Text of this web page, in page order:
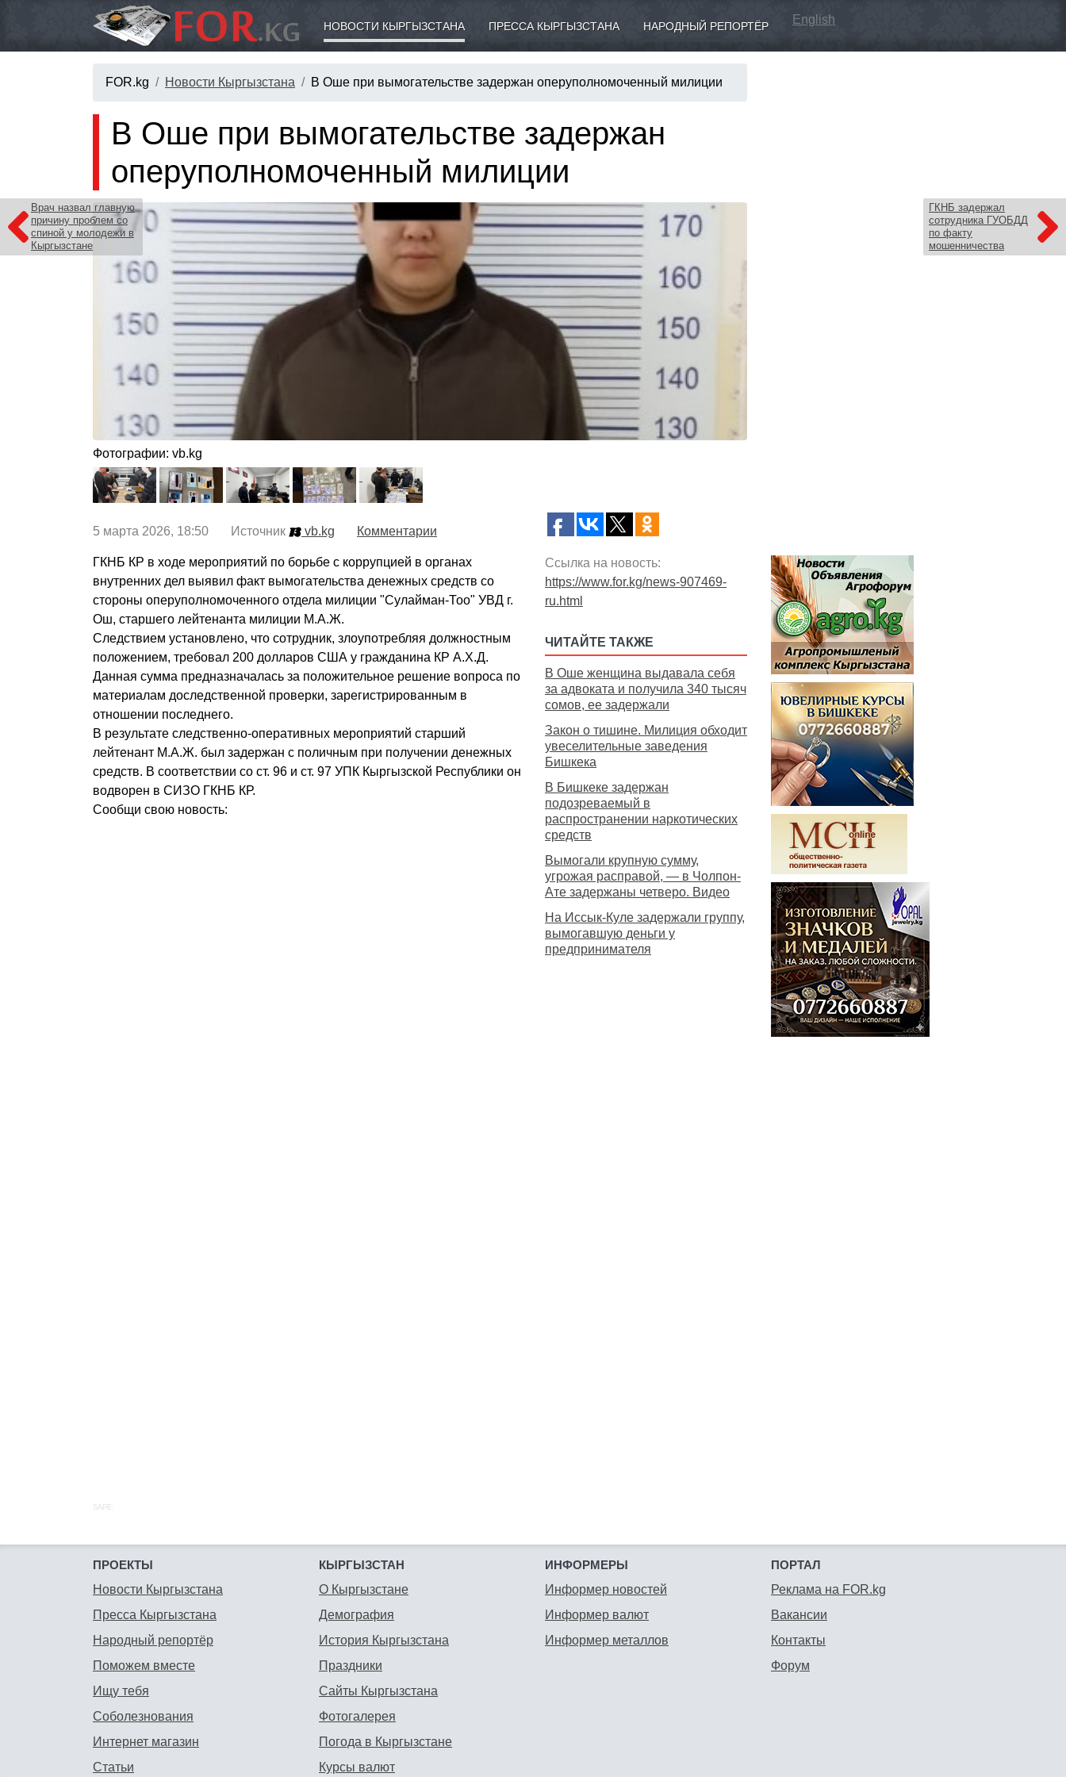
НОВОСТИ КЫРГЫЗСТАНА ПРЕССА КЫРГЫЗСТАНА НАРОДНЫЙ РЕПОРТЁР English
FOR.kg Новости Кыргызстана В Оше при вымогательстве задержан оперуполномоченный милиции
Врач назвал главную
причину проблем со
спиной у молодежи в
Кыргызстане
ГКНБ задержал
сотрудника ГУОБДД
по факту
мошенничества
В Оше при вымогательстве задержан
оперуполномоченный милиции
Фотографии: vb.kg
5 марта 2026, 18:50 Источник vb.kg Комментарии
ГКНБ КР в ходе мероприятий по борьбе с коррупцией в органах
внутренних дел выявил факт вымогательства денежных средств со
стороны оперуполномоченного отдела милиции "Сулайман-Тоо" УВД г.
Ош, старшего лейтенанта милиции М.А.Ж.
Следствием установлено, что сотрудник, злоупотребляя должностным
положением, требовал 200 долларов США у гражданина КР А.Х.Д.
Данная сумма предназначалась за положительное решение вопроса по
материалам доследственной проверки, зарегистрированным в
отношении последнего.
В результате следственно-оперативных мероприятий старший
лейтенант М.А.Ж. был задержан с поличным при получении денежных
средств. В соответствии со ст. 96 и ст. 97 УПК Кыргызской Республики он
водворен в СИЗО ГКНБ КР.
Сообщи свою новость:
Ссылка на новость:
https://www.for.kg/news-907469-
ru.html
ЧИТАЙТЕ ТАКЖЕ
В Оше женщина выдавала себя
за адвоката и получила 340 тысяч
сомов, ее задержали
Закон о тишине. Милиция обходит
увеселительные заведения
Бишкека
В Бишкеке задержан
подозреваемый в
распространении наркотических
средств
Вымогали крупную сумму,
угрожая расправой, — в Чолпон-
Ате задержаны четверо. Видео
На Иссык-Куле задержали группу,
вымогавшую деньги у
предпринимателя
SAPE:
ПРОЕКТЫ
Новости Кыргызстана
Пресса Кыргызстана
Народный репортёр
Поможем вместе
Ищу тебя
Соболезнования
Интернет магазин
Статьи
КЫРГЫЗСТАН
О Кыргызстане
Демография
История Кыргызстана
Праздники
Сайты Кыргызстана
Фотогалерея
Погода в Кыргызстане
Курсы валют
ИНФОРМЕРЫ
Информер новостей
Информер валют
Информер металлов
ПОРТАЛ
Реклама на FOR.kg
Вакансии
Контакты
Форум